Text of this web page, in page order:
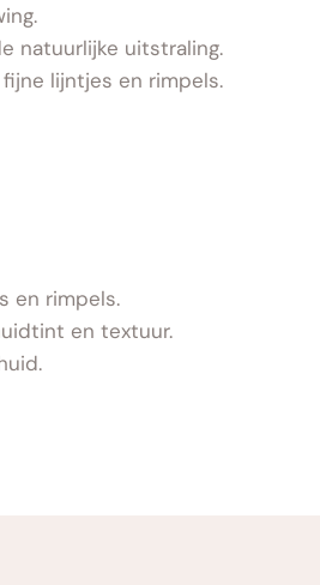
natuurlijke uitstraling.
lijntjes en rimpels.
en rimpels.
en textuur.